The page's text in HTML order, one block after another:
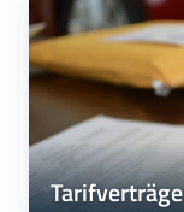
Tarifverträge